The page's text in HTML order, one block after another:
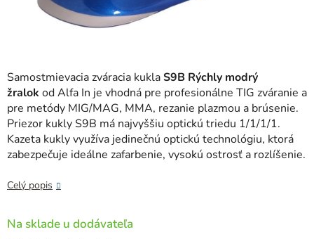
Samostmievacia zváracia kuklaS9B Rýchly modrý
žralok od Alfa In je vhodná pre profesionálne TIG zváranie a
pre metódy MIG/MAG, MMA, rezanie plazmou a brúsenie.
Priezor kukly S9B má najvyššiu optickú triedu 1/1/1/1.
Kazeta kukly využíva jedinečnú optickú technológiu, ktorá
zabezpečuje ideálne zafarbenie, vysokú ostrosť a rozlíšenie.
Celý popis
Na sklade u dodávateľa